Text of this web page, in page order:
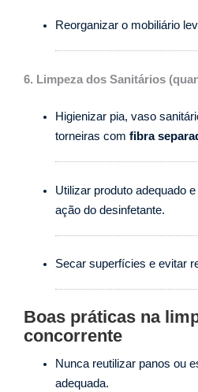
Reorganizar o mobiliário
6. Limpeza dos Sanitários
Higienizar pia, vaso
torneiras com fibra
Utilizar produto adequado
ação do desinfetante.
Secar superfícies e evitar
Boas práticas na
concorrente
Nunca reutilizar panos ou
adequada.